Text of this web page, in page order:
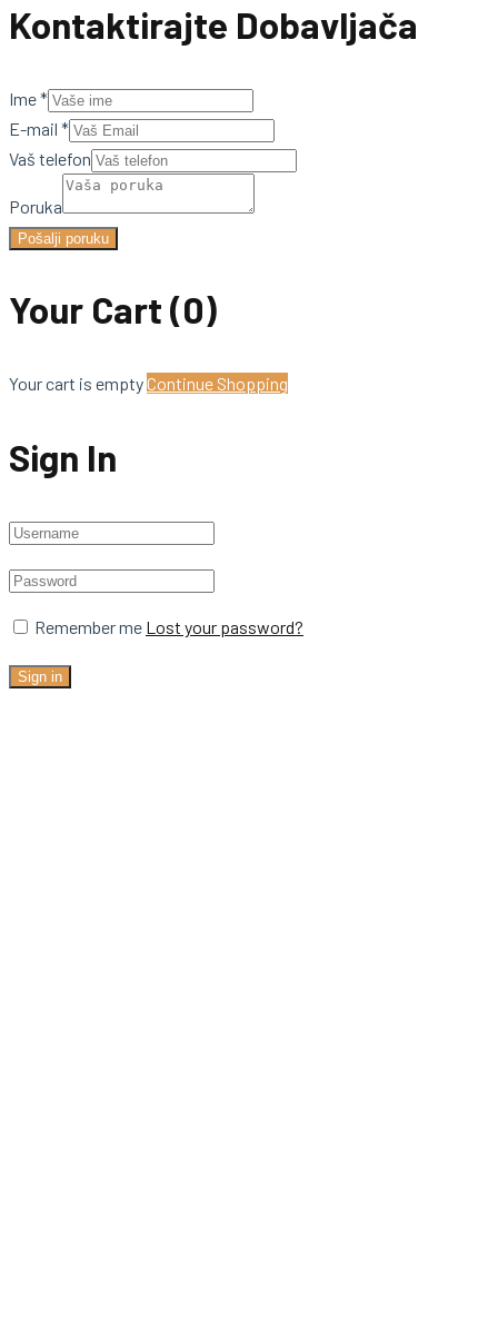
Kontaktirajte Dobavljača
Ime*
E-mail *
Vaš telefon
Poruka
Pošalji poruku
Your Cart (0)
Your cart is emptyContinue Shopping
Sign In
Remember me Lost your password?
Sign in